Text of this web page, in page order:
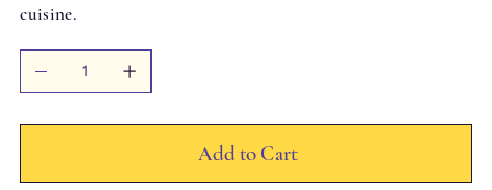
cuisine.
Add to Cart